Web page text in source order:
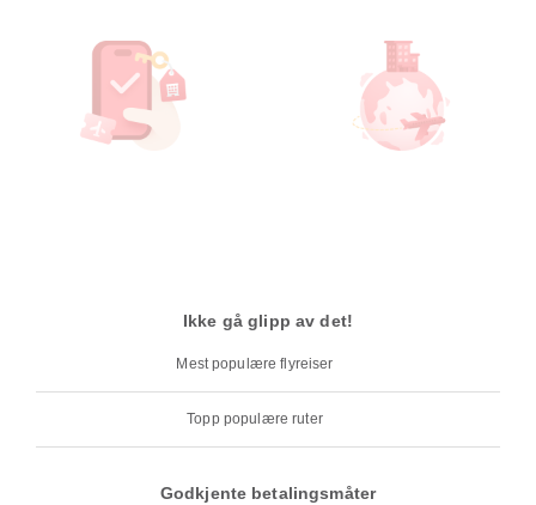
Ikke gå glipp av det!
Mest populære flyreiser
Topp populære ruter
Godkjente betalingsmåter